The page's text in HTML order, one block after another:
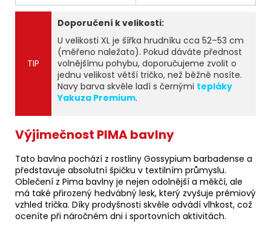
TIP
Doporučení k velikosti:
U velikosti XL je šířka hrudníku cca 52–53 cm
(měřeno naležato). Pokud dáváte přednost
volnějšímu pohybu, doporučujeme zvolit o
jednu velikost větší tričko, než běžně nosíte.
Navy barva skvěle ladí s černými tepláky
Yakuza Premium.
Výjimečnost PIMA bavlny
Tato bavlna pochází z rostliny Gossypium barbadense a
představuje absolutní špičku v textilním průmyslu.
Oblečení z Pima bavlny je nejen odolnější a měkčí, ale
má také přirozený hedvábný lesk, který zvyšuje prémiový
vzhled trička. Díky prodyšnosti skvěle odvádí vlhkost, což
oceníte při náročném dni i sportovních aktivitách.